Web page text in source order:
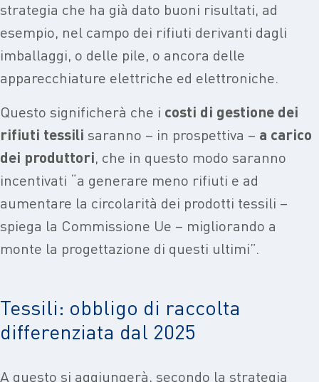
strategia che ha già dato buoni risultati, ad
esempio, nel campo dei rifiuti derivanti dagli
imballaggi, o delle pile, o ancora delle
apparecchiature elettriche ed elettroniche.
Questo significherà che i costi di gestione dei
rifiuti tessili saranno – in prospettiva – a carico
dei produttori, che in questo modo saranno
incentivati “a generare meno rifiuti e ad
aumentare la circolarità dei prodotti tessili –
spiega la Commissione Ue – migliorando a
monte la progettazione di questi ultimi”.
Tessili: obbligo di raccolta
differenziata dal 2025
A questo si aggiungerà, secondo la strategia